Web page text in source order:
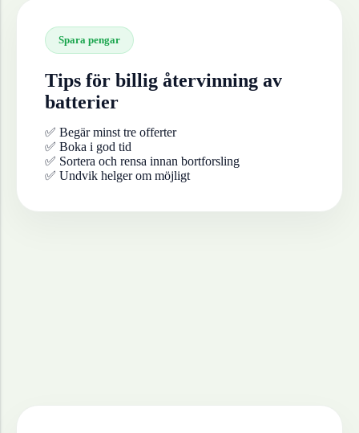
Spara pengar
Tips för billig återvinning av
batterier
✅ Begär minst tre offerter
✅ Boka i god tid
✅ Sortera och rensa innan bortforsling
✅ Undvik helger om möjligt